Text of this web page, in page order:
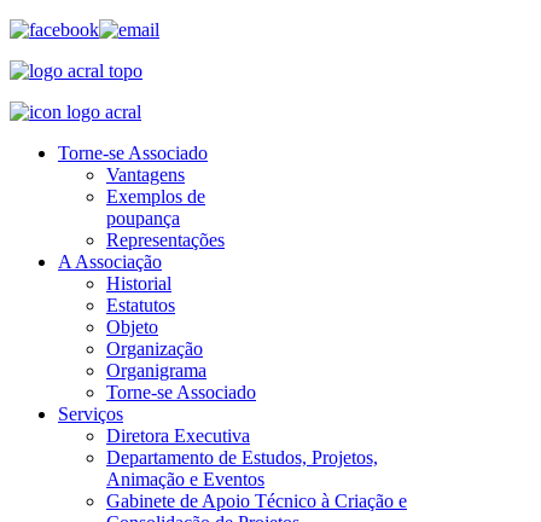
Torne-se Associado
Vantagens
Exemplos de
poupança
Representações
A Associação
Historial
Estatutos
Objeto
Organização
Organigrama
Torne-se Associado
Serviços
Diretora Executiva
Departamento de Estudos, Projetos,
Animação e Eventos
Gabinete de Apoio Técnico à Criação e